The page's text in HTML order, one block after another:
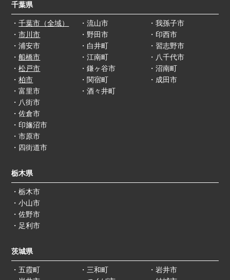
千葉県
・千葉市（全域）
・市川市
・浦安市
・船橋市
・松戸市
・柏市
・流山市
・野田市
・白井町
・江南町
・鎌ヶ谷市
・関宿町
・我孫子市
・印西市
・習志野市
・八千代市
・沼南町
・成田市
・富里市
・八街市
・佐倉市
・印旛沼市
・市原市
・四街道市
・酒々井町
栃木県
・栃木市
・小山市
・佐野市
・足利市
茨城県
・五霞町
・三和町
・岩井市